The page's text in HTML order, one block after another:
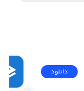
دانلود